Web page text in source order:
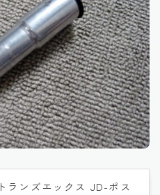
トランズエックス JD-ポス